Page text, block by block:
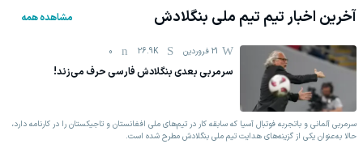
آخرین اخبار تیم تیم ملی بنگلادش مشاهده همه
21 فروردين 26.9K
0
سرمربی بعدی بنگلادش فارسی حرف می‌زند!
سرمربی آلمانی و باتجربه فوتبال آسیا که سابقه کار در تیم‌های ملی افغانستان و تاجیکستان را در کارنامه دارد،
حالا به‌عنوان یکی از گزینه‌های هدایت تیم ملی بنگلادش مطرح شده است.